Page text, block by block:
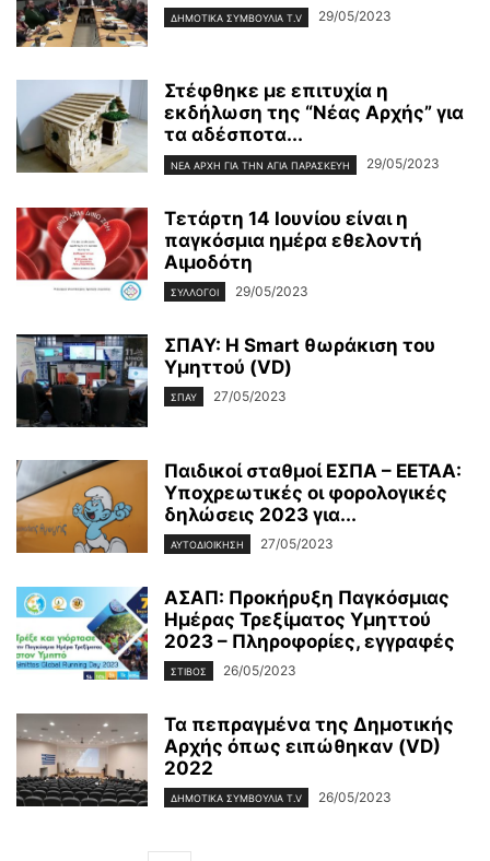
ΔΗΜΟΤΙΚΑ ΣΥΜΒΟΥΛΙΑ T.V 29/05/2023
Στέφθηκε με επιτυχία η
εκδήλωση της “Νέας Αρχής” για
τα αδέσποτα...
ΝΈΑ ΑΡΧΉ ΓΙΑ ΤΗΝ ΑΓΊΑ ΠΑΡΑΣΚΕΥΉ 29/05/2023
Τετάρτη 14 Ιουνίου είναι η
παγκόσμια ημέρα εθελοντή
Αιμοδότη
ΣΥΛΛΟΓΟΙ 29/05/2023
ΣΠΑΥ: Η Smart θωράκιση του
Υμηττού (VD)
ΣΠΑΥ 27/05/2023
Παιδικοί σταθμοί ΕΣΠΑ – ΕΕΤΑΑ:
Υποχρεωτικές οι φορολογικές
δηλώσεις 2023 για...
ΑΥΤΟΔΙΟΙΚΗΣΗ 27/05/2023
ΑΣΑΠ: Προκήρυξη Παγκόσμιας
Ημέρας Τρεξίματος Υμηττού
2023 – Πληροφορίες, εγγραφές
ΣΤΙΒΟΣ 26/05/2023
Τα πεπραγμένα της Δημοτικής
Αρχής όπως ειπώθηκαν (VD)
2022
ΔΗΜΟΤΙΚΑ ΣΥΜΒΟΥΛΙΑ T.V 26/05/2023